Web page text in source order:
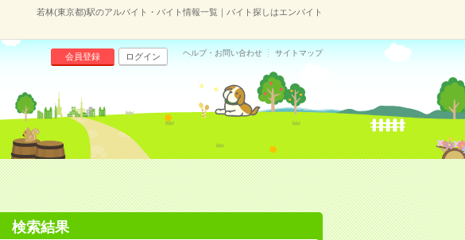
若林(東京都)駅のアルバイト・バイト情報一覧｜バイト探しはエンバイト
会員登録 ログイン ヘルプ・お問い合わせ サイトマップ
検索結果